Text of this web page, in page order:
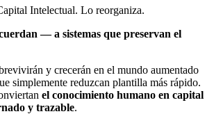
Intelectual. Lo reorganiza.
— a sistemas que preservan el
y crecerán en el mundo aumentado
simplemente reduzcan plantilla más rápido.
el conocimiento humano en capital
y trazable.